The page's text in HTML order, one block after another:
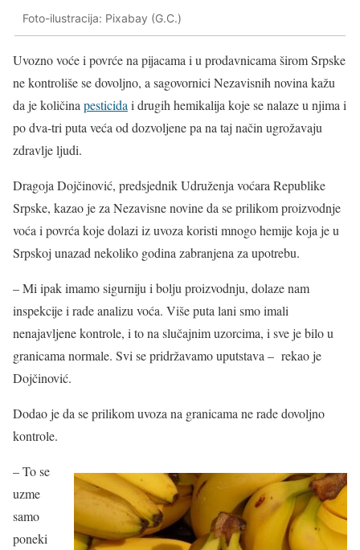
Foto-ilustracija: Pixabay (G.C.)
Uvozno voće i povrće na pijacama i u prodavnicama širom Srpske
ne kontroliše se dovoljno, a sagovornici Nezavisnih novina kažu
da je količina pesticida i drugih hemikalija koje se nalaze u njima i
po dva-tri puta veća od dozvoljene pa na taj način ugrožavaju
zdravlje ljudi.
Dragoja Dojčinović, predsjednik Udruženja voćara Republike
Srpske, kazao je za Nezavisne novine da se prilikom proizvodnje
voća i povrća koje dolazi iz uvoza koristi mnogo hemije koja je u
Srpskoj unazad nekoliko godina zabranjena za upotrebu.
– Mi ipak imamo sigurniju i bolju proizvodnju, dolaze nam
inspekcije i rade analizu voća. Više puta lani smo imali
nenajavljene kontrole, i to na slučajnim uzorcima, i sve je bilo u
granicama normale. Svi se pridržavamo uputstava – rekao je
Dojčinović.
Dodao je da se prilikom uvoza na granicama ne rade dovoljno
kontrole.
– To se
uzme
samo
poneki